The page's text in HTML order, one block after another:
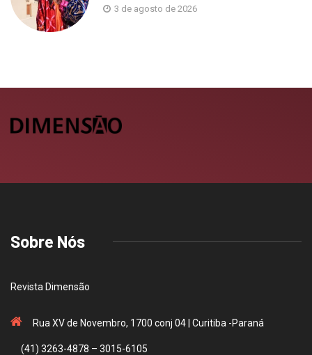
3 de agosto de 2026
Sobre Nós
Revista Dimensão
Rua XV de Novembro, 1700 conj 04 | Curitiba -Paraná
(41) 3263-4878 – 3015-6105